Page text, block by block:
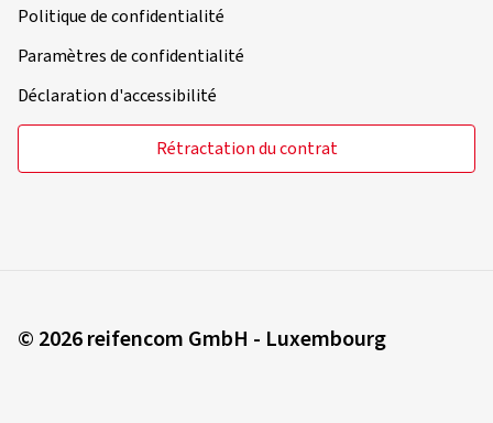
Politique de confidentialité
Paramètres de confidentialité
Déclaration d'accessibilité
Rétractation du contrat
© 2026 reifencom GmbH - Luxembourg